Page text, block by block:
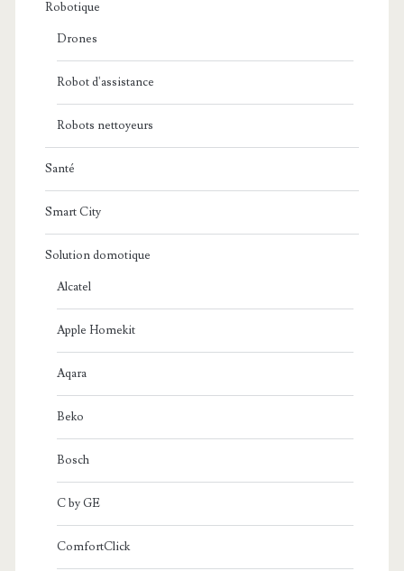
Robotique
Drones
Robot d'assistance
Robots nettoyeurs
Santé
Smart City
Solution domotique
Alcatel
Apple Homekit
Aqara
Beko
Bosch
C by GE
ComfortClick